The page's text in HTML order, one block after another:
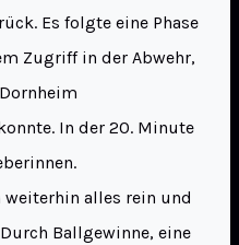
Es folgte eine Phase
Zugriff in der Abwehr,
In der 20. Minute
weiterhin alles rein und
Ballgewinne, eine